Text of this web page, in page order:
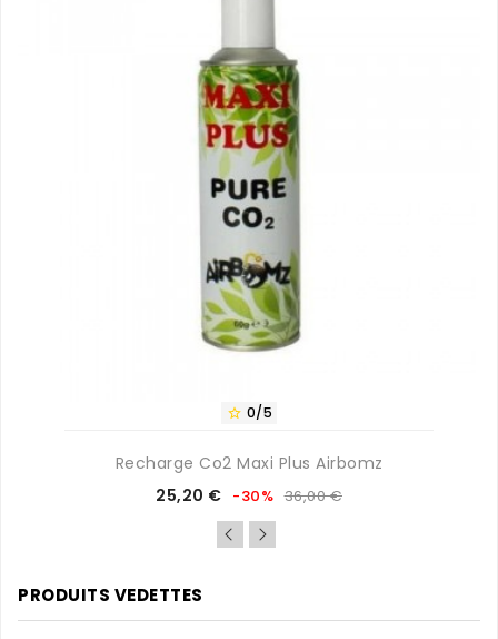
 0/5
Recharge Co2 Maxi Plus Airbomz
Prix
25,20 € Prix
de
base
-30% 36,00 €
PRODUITS VEDETTES